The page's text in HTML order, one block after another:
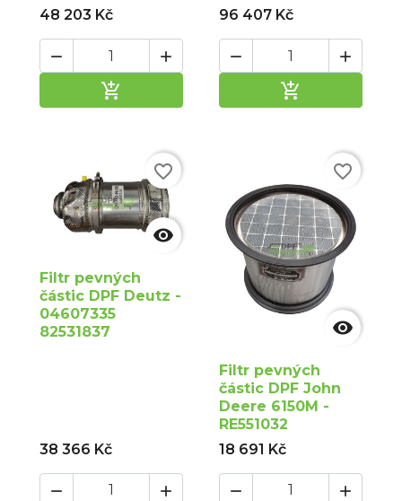
48 203 Kč
 

96 407 Kč
 


favorite_border
Filtr pevných
částic DPF Deutz -
04607335
82531837
38 366 Kč
 

favorite_border
Filtr pevných
částic DPF John
Deere 6150M -
RE551032
18 691 Kč
 